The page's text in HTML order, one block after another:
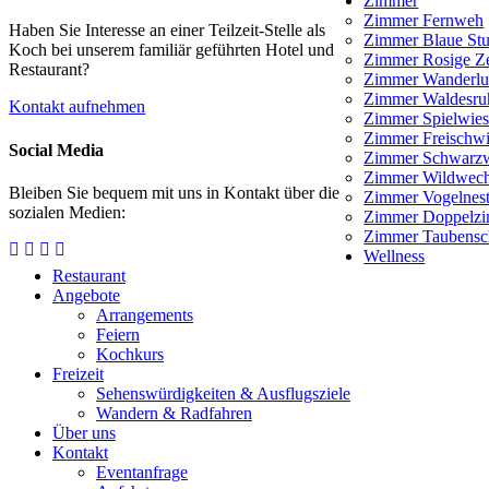
Haben Sie Interesse an einer Teilzeit-Stelle als
Koch bei unserem familiär geführten Hotel und
Restaurant?
Kontakt aufnehmen
Social Media
Bleiben Sie bequem mit uns in Kontakt über die
sozialen Medien:
Zimmer Fernweh
Zimmer Blaue
Zimmer Rosige
Zimmer
Zimmer
Zimmer
Zimmer
Zimmer
Zimmer
Zimmer Vogelnest
Zimmer
Zimmer
Wellness
Restaurant
Angebote
Arrangements
Feiern
Kochkurs
Freizeit
Sehenswürdigkeiten & Ausflugsziele
Wandern & Radfahren
Über uns
Kontakt
Eventanfrage